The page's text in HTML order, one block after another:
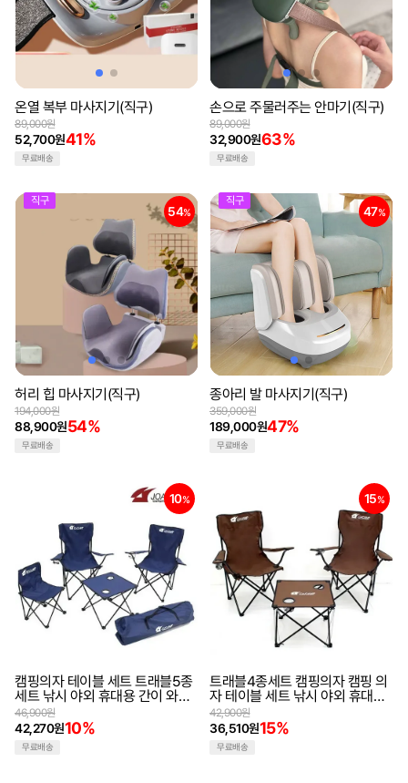
온열 복부 마사지기(직구)
52,700원41%
89,000원
무료배송
손으로 주물러주는 안마기(직구)
32,900원63%
89,000원
무료배송
직구
54%
허리 힙 마사지기(직구)
88,900원54%
194,000원
무료배송
직구
47%
종아리 발 마사지기(직구)
189,000원47%
359,000원
무료배송
10%
캠핑의자 테이블 세트 트래블5종
세트 낚시 야외 휴대용 간이 와이
트 암체어 캠핑테이블세트 캠핑의
자세트 낚시의자 낚시테이블의자
세트
42,270원10%
46,900원
무료배송
15%
트래블4종세트 캠핑의자 캠핑 의
자 테이블 세트 낚시 야외 휴대용
간이 와이트 암체어 캠핑테이블의
자세트 낚시의자 낚시테이블의자
세트
36,510원15%
42,900원
무료배송